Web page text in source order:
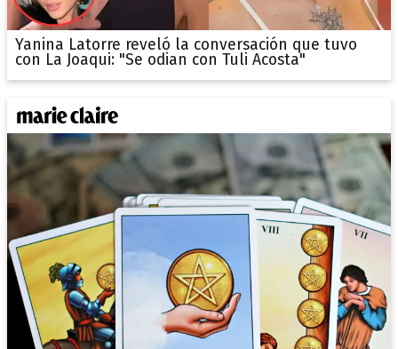
Yanina Latorre reveló la conversación que tuvo
con La Joaqui: "Se odian con Tuli Acosta"